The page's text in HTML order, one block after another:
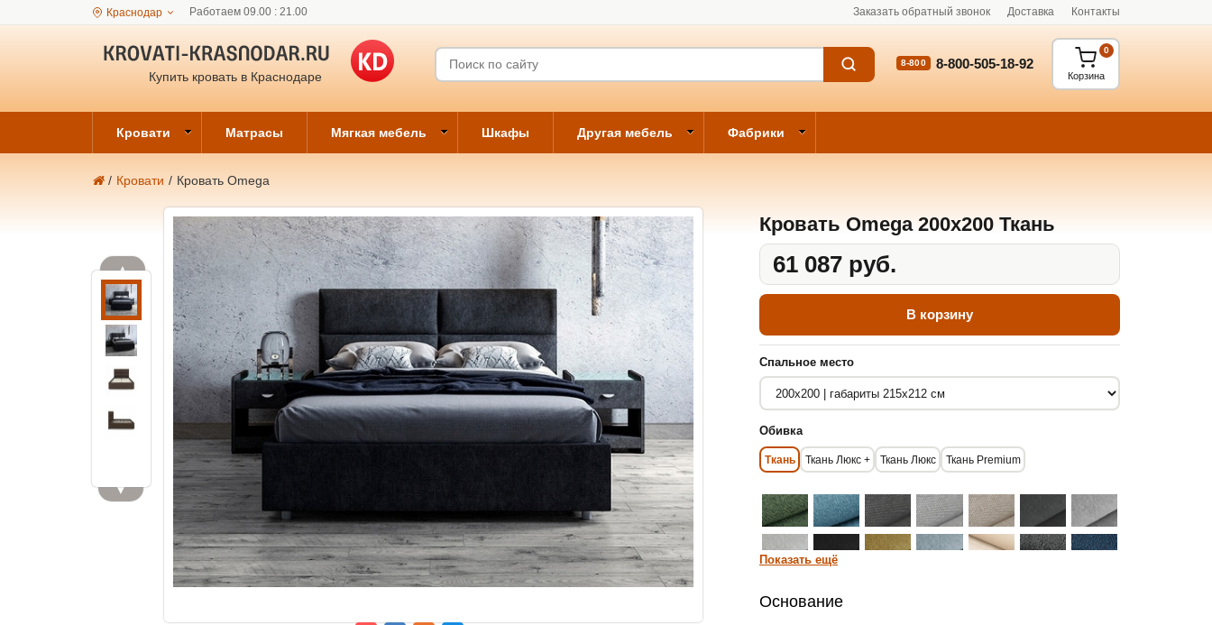
Краснодар Работаем 09.00 : 21.00 Заказать обратный звонок Доставка Контакты
Купить кровать в Краснодаре
8-800 8-800-505-18-92
Корзина
0
Кровати Матрасы Мягкая мебель Шкафы Другая мебель Фабрики
/ Кровати / Кровать Omega
▲
▼
Кровать Omega 200x200 Ткань
61 087 руб.
В корзину
Спальное место
Обивка
Ткань Ткань Люкс + Ткань Люкс Ткань Premium
Показать ещё
Основание